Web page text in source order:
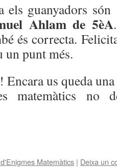
els guanyadors
Ahlam de 5èA
és correcta.
un punt més.
Encara us queda
matemàtics no
Matemàtics | Deixa un